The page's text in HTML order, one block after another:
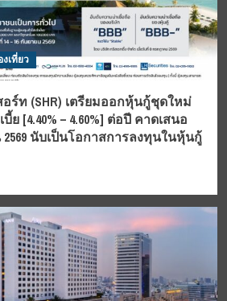
เที่ยว
ร์ท (SHR) เตรียมออกหุ้นกู้ชุดใหม่
ย [4.40% – 4.60%] ต่อปี คาดเสนอ
2569 นับเป็นโอกาสการลงทุนในหุ้นกู้